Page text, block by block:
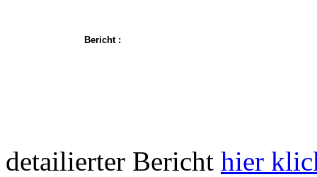
Bericht :
detailierter Bericht hier